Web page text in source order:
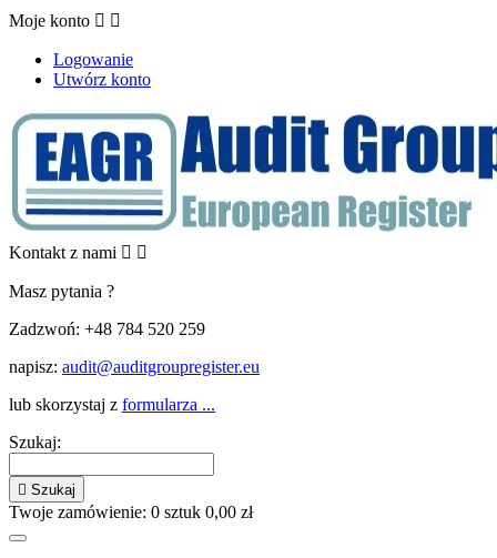
Moje konto  
Logowanie
Utwórz konto
Kontakt z nami  
Masz pytania ?
Zadzwoń: +48 784 520 259
napisz: audit@auditgroupregister.eu
lub skorzystaj z formularza ...
Szukaj:
 Szukaj
Twoje zamówienie: 0 sztuk 0,00 zł